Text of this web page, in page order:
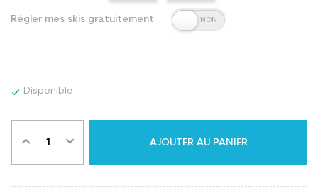
Régler mes skis gratuitement
 Disponible
AJOUTER AU PANIER